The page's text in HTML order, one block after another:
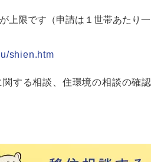
上限です（申請は１世帯あたり一
shien.htm
する相談、住環境の相談の確